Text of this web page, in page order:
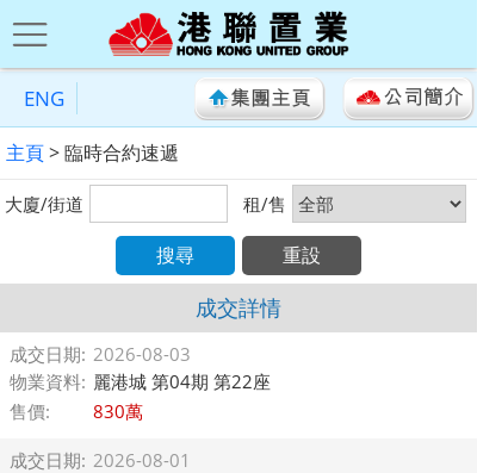
ENG
主頁> 臨時合約速遞
大廈/街道 租/售
搜尋 重設
成交詳情
成交日期: 2026-08-03
物業資料: 麗港城 第04期 第22座
售價:
830萬
成交日期: 2026-08-01